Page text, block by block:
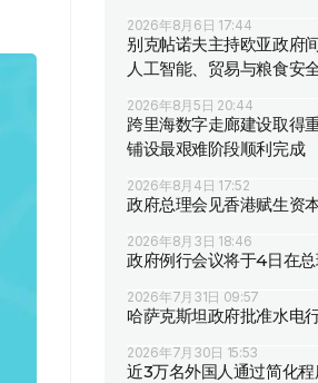
2026年8月6日 17:44
别克帖诺夫主持欧亚政府
人工智能、贸易与粮食安
2026年8月5日 20:44
跨里海数字走廊建设取得
铺设最艰难阶段顺利完成
2026年8月4日 17:52
政府总理会见香港赋生资
2026年8月3日 18:46
政府例行会议将于4日在
2026年7月31日 09:57
哈萨克斯坦政府批准水电
2026年7月30日 15:53
近3万名外国人通过简化